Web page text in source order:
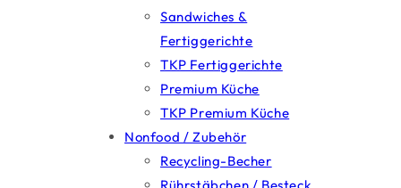
Sandwiches &
Fertiggerichte
TKP Fertiggerichte
Premium Küche
TKP Premium Küche
Nonfood / Zubehör
Recycling-Becher